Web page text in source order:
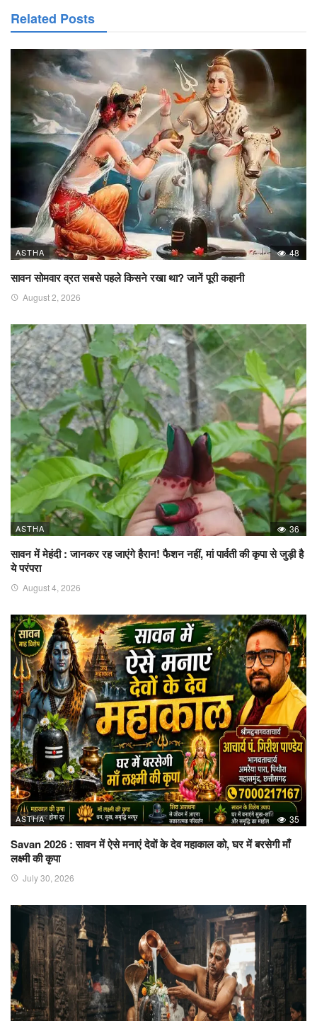
Related Posts
ASTHA 48
सावन सोमवार व्रत सबसे पहले किसने रखा था? जानें पूरी कहानी
August 2, 2026
ASTHA 36
सावन में मेहंदी : जानकर रह जाएंगे हैरान! फैशन नहीं, मां पार्वती की कृपा से जुड़ी है
ये परंपरा
August 4, 2026
ASTHA 35
Savan 2026 : सावन में ऐसे मनाएं देवों के देव महाकाल को, घर में बरसेगी माँ
लक्ष्मी की कृपा
July 30, 2026